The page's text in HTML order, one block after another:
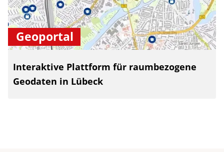
Geoportal
Interaktive Plattform für raumbezogene
Geodaten in Lübeck